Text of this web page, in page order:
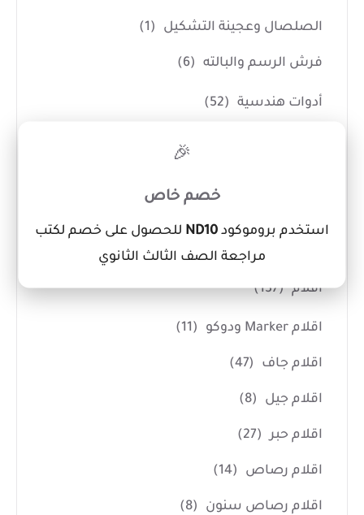
الصلصال وعجينة التشكيل (1)
فرش الرسم والبالته (6)
أدوات هندسية (52)
أقلام (137)
اقلام Marker ودوكو (11)
اقلام جاف (47)
اقلام جيل (8)
اقلام حبر (27)
اقلام رصاص (14)
اقلام رصاص سنون (8)
🎉
خصم خاص
استخدم بروموكود ND10 للحصول على خصم لكتب
مراجعة الصف الثالث الثانوي